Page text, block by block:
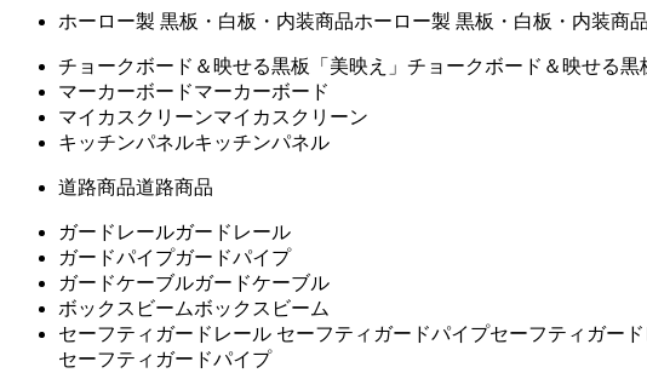
ホーロー製 黒板・白板・内装商品ホーロー製 黒板・白板・内装商品
チョークボード＆映せる黒板「美映え」 チョークボード＆映せる黒
マーカーボードマーカーボード
マイカスクリーンマイカスクリーン
キッチンパネルキッチンパネル
道路商品道路商品
ガードレールガードレール
ガードパイプガードパイプ
ガードケーブルガードケーブル
ボックスビームボックスビーム
セーフティガードレール セーフティガードパイプセーフティガー
セーフティガードパイプ